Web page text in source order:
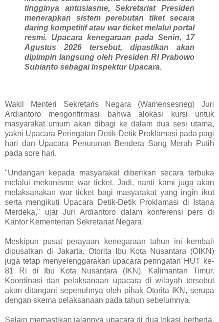
tingginya antusiasme, Sekretariat Presiden
menerapkan sistem perebutan tiket secara
daring kompetitif atau war ticket melalui portal
resmi. Upacara kenegaraan pada Senin, 17
Agustus 2026 tersebut, dipastikan akan
dipimpin langsung oleh Presiden RI Prabowo
Subianto sebagai Inspektur Upacara.
Wakil Menteri Sekretaris Negara (Wamensesneg) Juri
Ardiantoro mengonfirmasi bahwa alokasi kursi untuk
masyarakat umum akan dibagi ke dalam dua sesi utama,
yakni Upacara Peringatan Detik-Detik Proklamasi pada pagi
hari dan Upacara Penurunan Bendera Sang Merah Putih
pada sore hari.
"Undangan kepada masyarakat diberikan secara terbuka
melalui mekanisme war ticket. Jadi, nanti kami juga akan
melaksanakan war ticket bagi masyarakat yang ingin ikut
serta mengikuti Upacara Detik-Detik Proklamasi di Istana
Merdeka," ujar Juri Ardiantoro dalam konferensi pers di
Kantor Kementerian Sekretariat Negara.
Meskipun pusat perayaan kenegaraan tahun ini kembali
dipusatkan di Jakarta, Otorita Ibu Kota Nusantara (OIKN)
juga tetap menyelenggarakan upacara peringatan HUT ke-
81 RI di Ibu Kota Nusantara (IKN), Kalimantan Timur.
Koordinasi dan pelaksanaan upacara di wilayah tersebut
akan ditangani sepenuhnya oleh pihak Otorita IKN, serupa
dengan skema pelaksanaan pada tahun sebelumnya.
Selain memastikan jalannya upacara di dua lokasi berbeda,